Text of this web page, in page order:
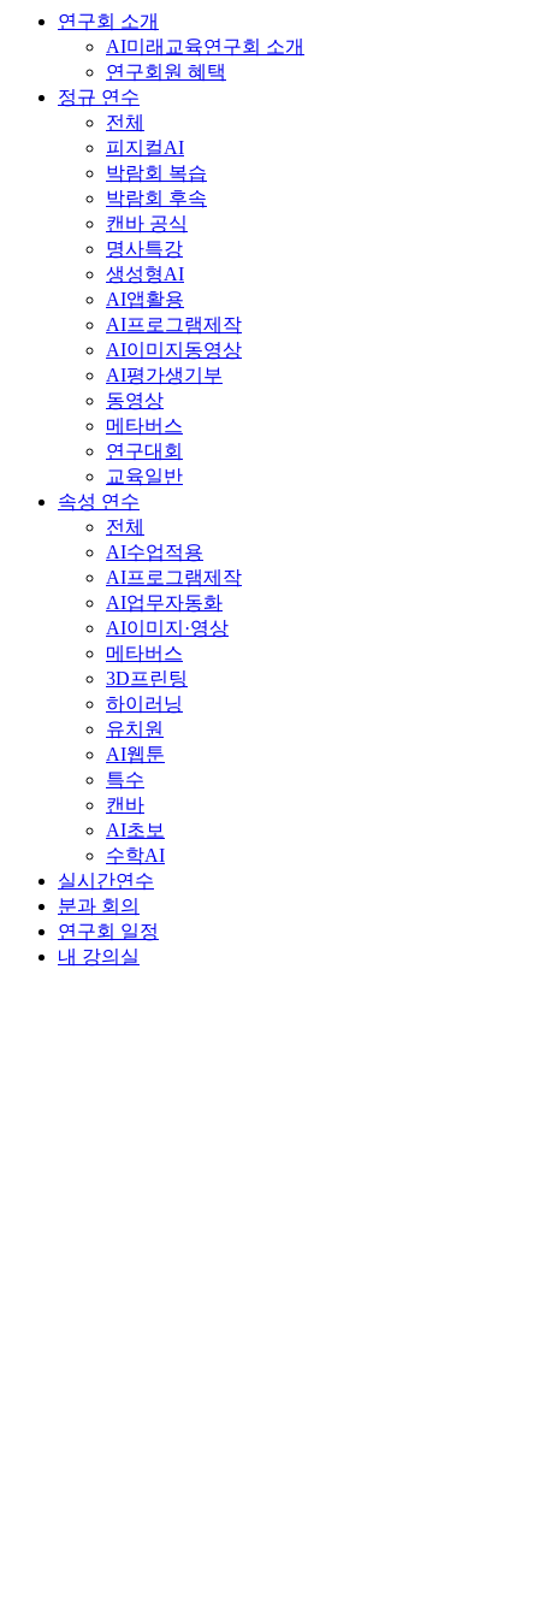
연구회 소개
AI미래교육연구회 소개
연구회원 혜택
정규 연수
전체
피지컬AI
박람회 복습
박람회 후속
캔바 공식
명사특강
생성형AI
AI앱활용
AI프로그램제작
AI이미지동영상
AI평가생기부
동영상
메타버스
연구대회
교육일반
속성 연수
전체
AI수업적용
AI프로그램제작
AI업무자동화
AI이미지·영상
메타버스
3D프린팅
하이러닝
유치원
AI웹툰
특수
캔바
AI초보
수학AI
실시간연수
분과 회의
연구회 일정
내 강의실